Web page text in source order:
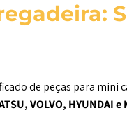
de peças para
VOLVO, HYUNDAI e